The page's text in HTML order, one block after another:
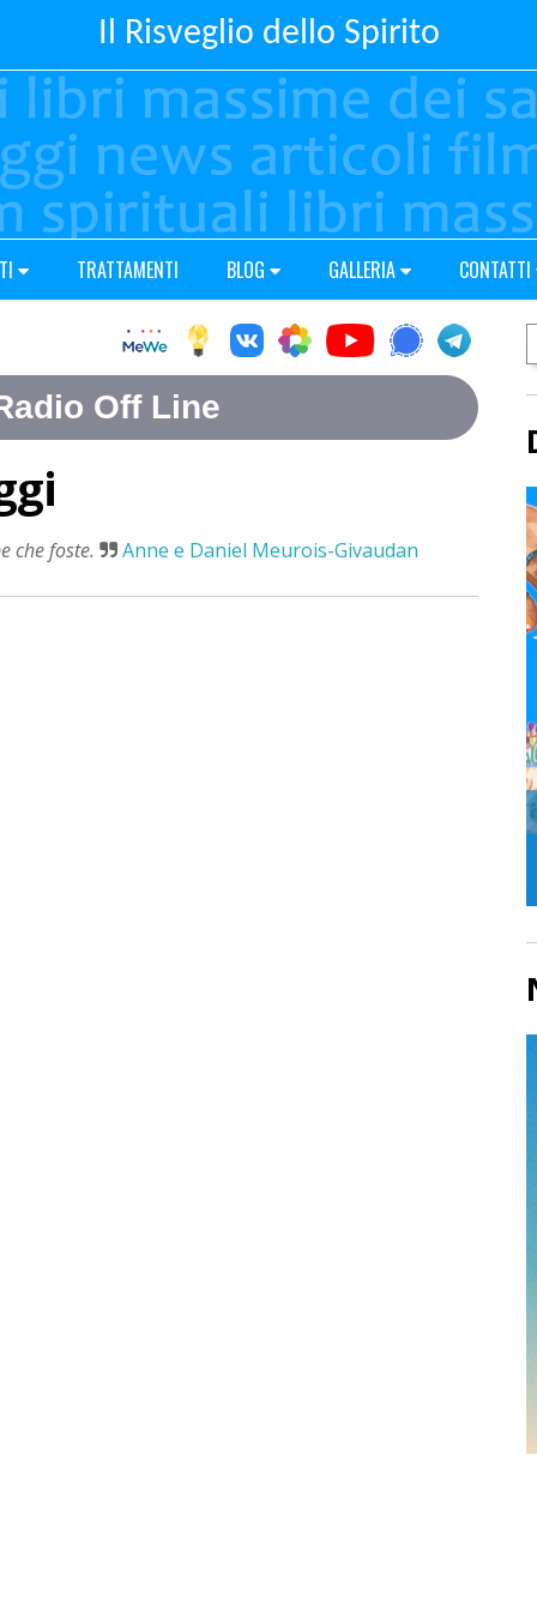
Il Risveglio dello Spirito
TRATTAMENTI BLOG GALLERIA CONTATTI
che foste. Anne e Daniel Meurois-Givaudan